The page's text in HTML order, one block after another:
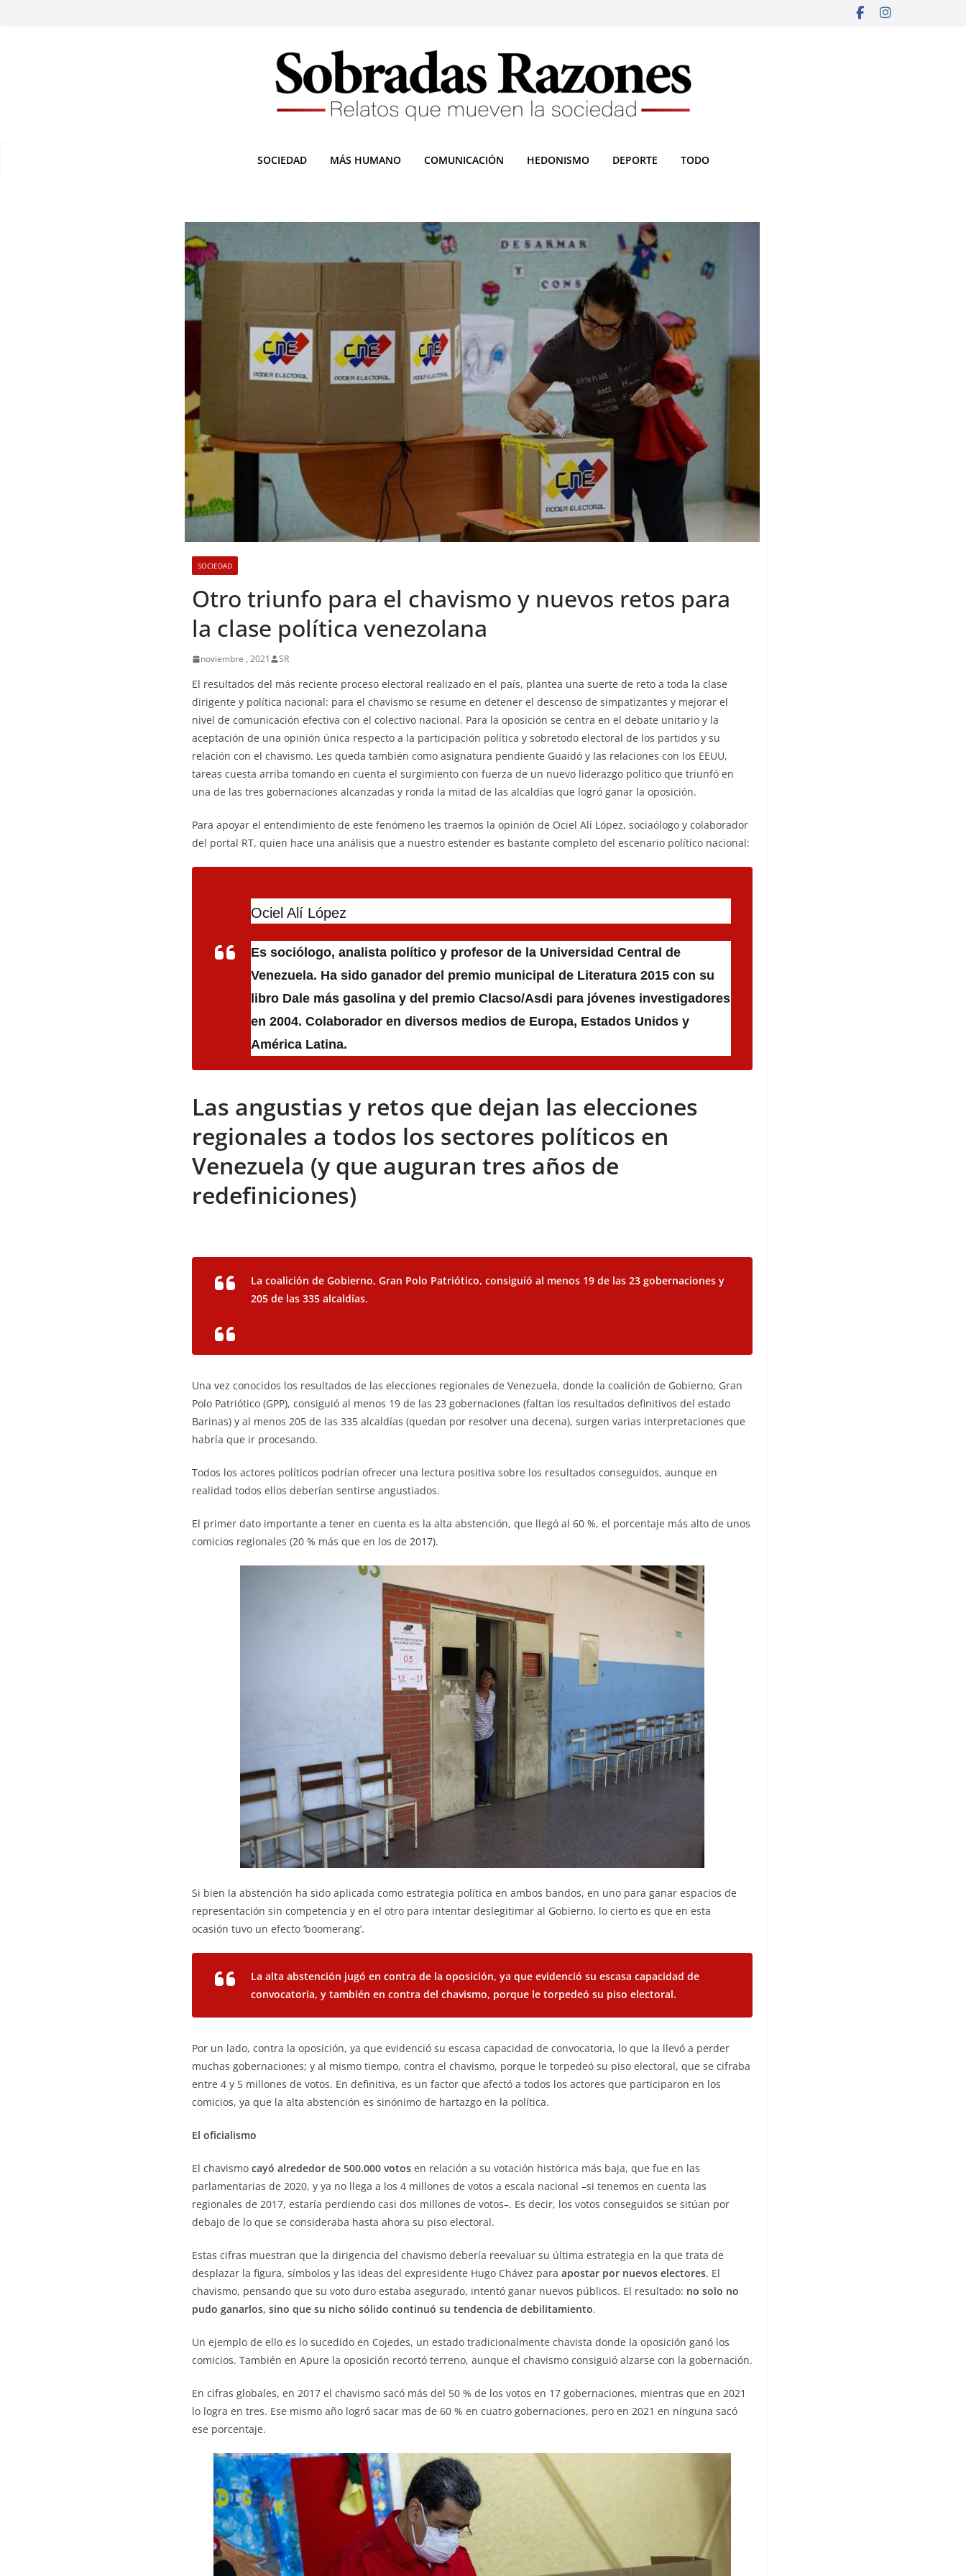
SOCIEDAD MÁS HUMANO COMUNICACIÓN HEDONISMO DEPORTE TODO
SOCIEDAD
Otro triunfo para el chavismo y nuevos retos para
la clase política venezolana
noviembre , 2021 SR
El resultados del más reciente proceso electoral realizado en el país, plantea una suerte de reto a toda la clase
dirigente y política nacional: para el chavismo se resume en detener el descenso de simpatizantes y mejorar el
nivel de comunicación efectiva con el colectivo nacional. Para la oposición se centra en el debate unitario y la
aceptación de una opinión única respecto a la participación política y sobretodo electoral de los partidos y su
relación con el chavismo. Les queda también como asignatura pendiente Guaidó y las relaciones con los EEUU,
tareas cuesta arriba tomando en cuenta el surgimiento con fuerza de un nuevo liderazgo político que triunfó en
una de las tres gobernaciones alcanzadas y ronda la mitad de las alcaldías que logró ganar la oposición.
Para apoyar el entendimiento de este fenómeno les traemos la opinión de Ociel Alí López, sociaólogo y colaborador
del portal RT, quien hace una análisis que a nuestro estender es bastante completo del escenario político nacional:
Ociel Alí López
Es sociólogo, analista político y profesor de la Universidad Central de
Venezuela. Ha sido ganador del premio municipal de Literatura 2015 con su
libro Dale más gasolina y del premio Clacso/Asdi para jóvenes investigadores
en 2004. Colaborador en diversos medios de Europa, Estados Unidos y
América Latina.
Las angustias y retos que dejan las elecciones
regionales a todos los sectores políticos en
Venezuela (y que auguran tres años de
redefiniciones)
La coalición de Gobierno, Gran Polo Patriótico, consiguió al menos 19 de las 23 gobernaciones y
205 de las 335 alcaldías.
Una vez conocidos los resultados de las elecciones regionales de Venezuela, donde la coalición de Gobierno, Gran
Polo Patriótico (GPP), consiguió al menos 19 de las 23 gobernaciones (faltan los resultados definitivos del estado
Barinas) y al menos 205 de las 335 alcaldías (quedan por resolver una decena), surgen varias interpretaciones que
habría que ir procesando.
Todos los actores políticos podrían ofrecer una lectura positiva sobre los resultados conseguidos, aunque en
realidad todos ellos deberían sentirse angustiados.
El primer dato importante a tener en cuenta es la alta abstención, que llegó al 60 %, el porcentaje más alto de unos
comicios regionales (20 % más que en los de 2017).
Si bien la abstención ha sido aplicada como estrategia política en ambos bandos, en uno para ganar espacios de
representación sin competencia y en el otro para intentar deslegitimar al Gobierno, lo cierto es que en esta
ocasión tuvo un efecto ‘boomerang’.
La alta abstención jugó en contra de la oposición, ya que evidenció su escasa capacidad de
convocatoria, y también en contra del chavismo, porque le torpedeó su piso electoral.
Por un lado, contra la oposición, ya que evidenció su escasa capacidad de convocatoria, lo que la llevó a perder
muchas gobernaciones; y al mismo tiempo, contra el chavismo, porque le torpedeó su piso electoral, que se cifraba
entre 4 y 5 millones de votos. En definitiva, es un factor que afectó a todos los actores que participaron en los
comicios, ya que la alta abstención es sinónimo de hartazgo en la política.
El oficialismo
El chavismo cayó alrededor de 500.000 votosen relación a su votación histórica más baja, que fue en las
parlamentarias de 2020, y ya no llega a los 4 millones de votos a escala nacional –si tenemos en cuenta las
regionales de 2017, estaría perdiendo casi dos millones de votos–. Es decir, los votos conseguidos se sitúan por
debajo de lo que se consideraba hasta ahora su piso electoral.
Estas cifras muestran que la dirigencia del chavismo debería reevaluar su última estrategia en la que trata de
desplazar la figura, símbolos y las ideas del expresidente Hugo Chávez para apostar por nuevos electores. El
chavismo, pensando que su voto duro estaba asegurado, intentó ganar nuevos públicos. El resultado: no solo no
pudo ganarlos, sino que su nicho sólido continuó su tendencia de debilitamiento.
Un ejemplo de ello es lo sucedido en Cojedes, un estado tradicionalmente chavista donde la oposición ganó los
comicios. También en Apure la oposición recortó terreno, aunque el chavismo consiguió alzarse con la gobernación.
En cifras globales, en 2017 el chavismo sacó más del 50 % de los votos en 17 gobernaciones, mientras que en 2021
lo logra en tres. Ese mismo año logró sacar mas de 60 % en cuatro gobernaciones, pero en 2021 en ninguna sacó
ese porcentaje.